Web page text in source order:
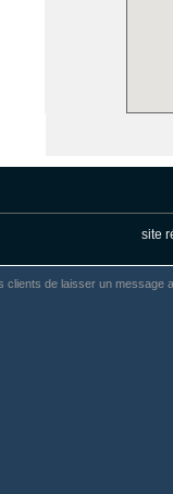
site
de laisser un